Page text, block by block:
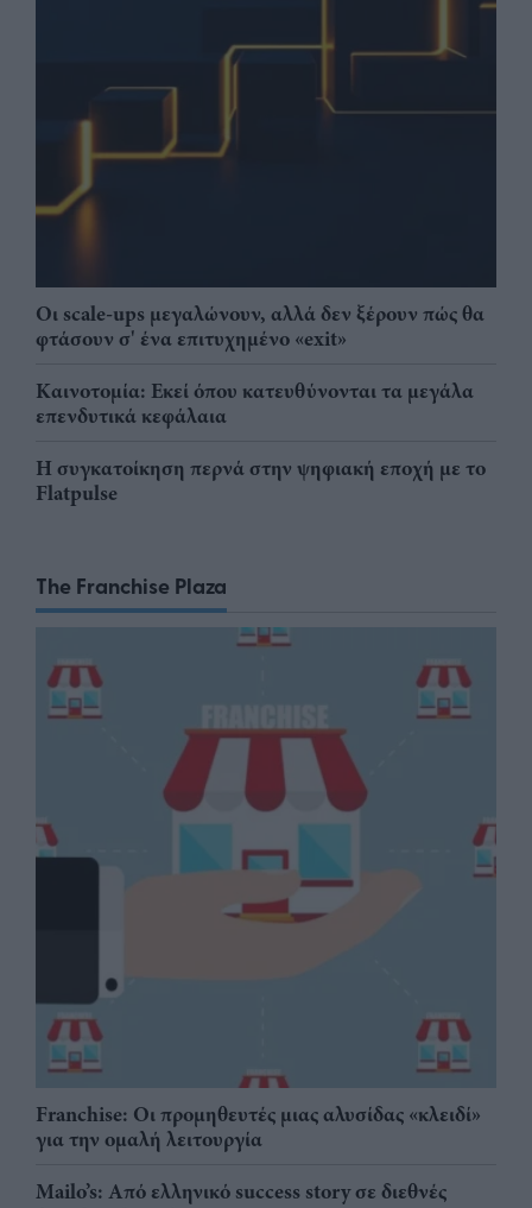
Οι scale-ups μεγαλώνουν, αλλά δεν ξέρουν πώς θα
φτάσουν σ' ένα επιτυχημένο «exit»
Καινοτομία: Εκεί όπου κατευθύνονται τα μεγάλα
επενδυτικά κεφάλαια
Η συγκατοίκηση περνά στην ψηφιακή εποχή με το
Flatpulse
The Franchise Plaza
Franchise: Οι προμηθευτές μιας αλυσίδας «κλειδί»
για την ομαλή λειτουργία
Mailo’s: Από ελληνικό success story σε διεθνές